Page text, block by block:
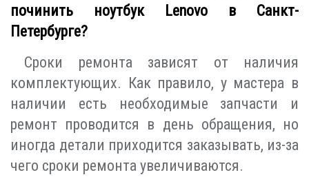
починить ноутбук Lenovo в Санкт-
Петербурге?
Сроки ремонта зависят от наличия
комплектующих. Как правило, у мастера в
наличии есть необходимые запчасти и
ремонт проводится в день обращения, но
иногда детали приходится заказывать, из-за
чего сроки ремонта увеличиваются.